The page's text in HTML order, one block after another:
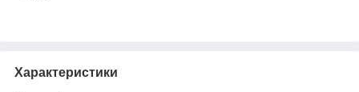
Характеристики